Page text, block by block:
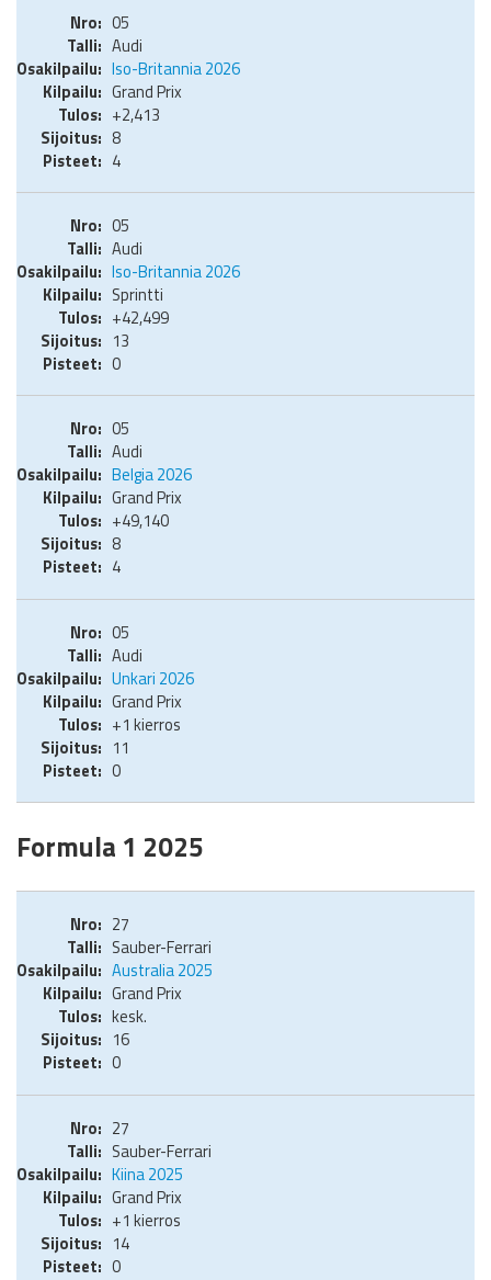
05
Audi
Iso-Britannia 2026
Grand Prix
+2,413
8
4
05
Audi
Iso-Britannia 2026
Sprintti
+42,499
13
0
05
Audi
Belgia 2026
Grand Prix
+49,140
8
4
05
Audi
Unkari 2026
Grand Prix
+1 kierros
11
0
Formula 1 2025
27
Sauber-Ferrari
Australia 2025
Grand Prix
kesk.
16
0
27
Sauber-Ferrari
Kiina 2025
Grand Prix
+1 kierros
14
0